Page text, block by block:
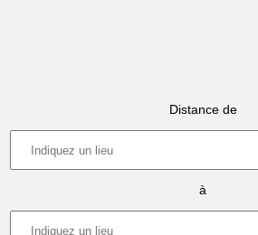
Distance de
à